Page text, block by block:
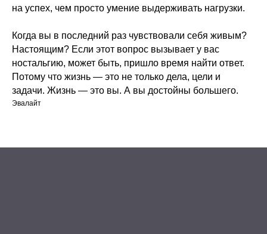
на успех, чем просто умение выдерживать нагрузки.
Когда вы в последний раз чувствовали себя живым?
Настоящим? Если этот вопрос вызывает у вас
ностальгию, может быть, пришло время найти ответ.
Потому что жизнь — это не только дела, цели и
задачи. Жизнь — это вы. А вы достойны большего.
Эвалайт